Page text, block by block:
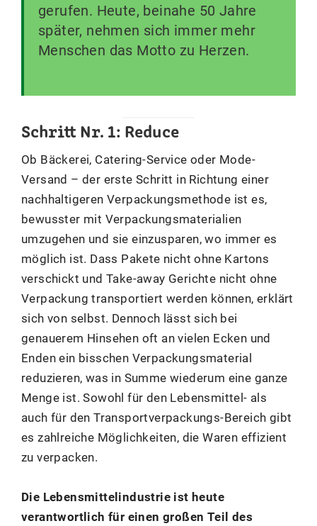
gerufen. Heute, beinahe 50 Jahre
später, nehmen sich immer mehr
Menschen das Motto zu Herzen.
Schritt Nr. 1: Reduce
Ob Bäckerei, Catering-Service oder Mode-
Versand – der erste Schritt in Richtung einer
nachhaltigeren Verpackungsmethode ist es,
bewusster mit Verpackungsmaterialien
umzugehen und sie einzusparen, wo immer es
möglich ist. Dass Pakete nicht ohne Kartons
verschickt und Take-away Gerichte nicht ohne
Verpackung transportiert werden können, erklärt
sich von selbst. Dennoch lässt sich bei
genauerem Hinsehen oft an vielen Ecken und
Enden ein bisschen Verpackungsmaterial
reduzieren, was in Summe wiederum eine ganze
Menge ist. Sowohl für den Lebensmittel- als
auch für den Transportverpackungs-Bereich gibt
es zahlreiche Möglichkeiten, die Waren effizient
zu verpacken.
Die Lebensmittelindustrie ist heute
verantwortlich für einen großen Teil des